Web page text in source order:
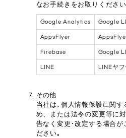
なお手続きをお取りください
Google Analytics Google
AppsFlyer
Firebase Google
LINE LINEヤ
その他
当社は､個人情報保護に関
め、または法令の変更等に
告なく変更･改定する場合が
ださい｡